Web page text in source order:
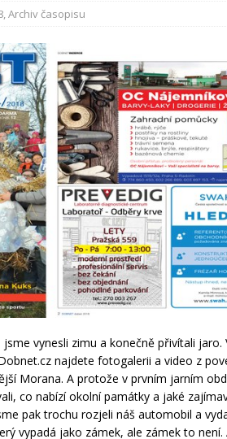
,Archiv časopisu
vynesli zimu a konečně přivítali jaro.
najdete fotogalerii a video z
Morana. A protože v prvním jarním
co nabízí okolní památky a jaké
pak trochu rozjeli náš automobil a
vypadá jako zámek, ale zámek to